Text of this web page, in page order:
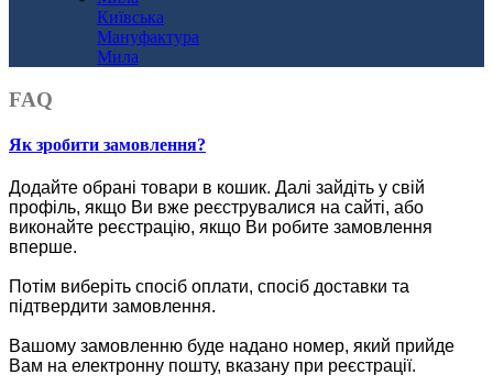
Київська
Мануфактура
Мила
FAQ
Як зробити замовлення?
Додайте обрані товари в кошик. Далі зайдіть у свій
профіль, якщо Ви вже реєструвалися на сайті, або
виконайте реєстрацію, якщо Ви робите замовлення
вперше.
Потім виберіть спосіб оплати, спосіб доставки та
підтвердити замовлення.
Вашому замовленню буде надано номер, який прийде
Вам на електронну пошту, вказану при реєстрації.